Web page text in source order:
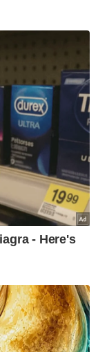
dua
menjadi
banyak
bandar
sahaja
warga
memilih
untuk